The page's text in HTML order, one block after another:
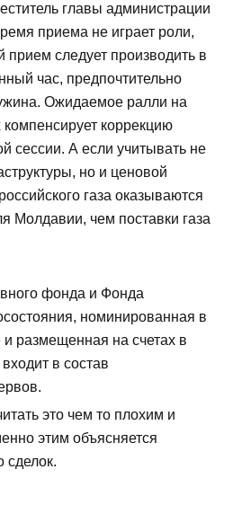
главы администрации
приема не играет роли,
следует производить в
час, предпочтительно
Ожидаемое ралли на
коррекцию
сессии. А если учитывать не
но и ценовой
газа оказываются
Молдавии, чем поставки газа
фонда и Фонда
номинированная в
размещенная на счетах в
в состав
это чем то плохим и
этим объясняется
сделок.